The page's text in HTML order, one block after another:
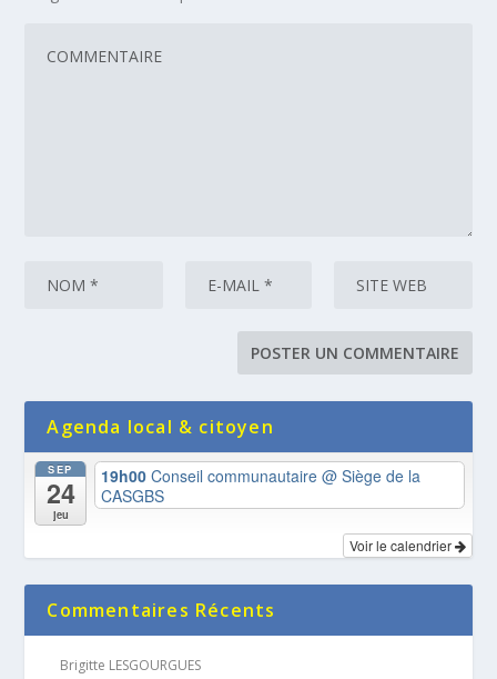
Agenda local & citoyen
SEP
24
jeu
19h00Conseil communautaire@ Siège de la
CASGBS
Voir le calendrier
Commentaires Récents
Brigitte LESGOURGUES